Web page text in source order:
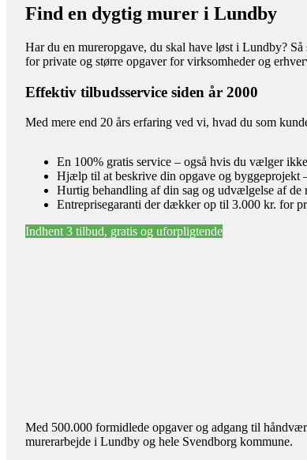
Find en dygtig murer i Lundby
Har du en mureropgave, du skal have løst i Lundby?
for private og større opgaver for virksomheder og
Effektiv tilbudsservice siden år 2000
Med mere end 20 års erfaring ved vi, hvad du som
En 100% gratis service – også hvis du vælger
Hjælp til at beskrive din opgave og byggeprojekt
Hurtig behandling af din sag og udvælgelse af de
Entreprisegaranti der dækker op til 3.000 kr. for
Indhent 3 tilbud, gratis og uforpligtende
Med 500.000 formidlede opgaver og adgang til
murerarbejde i Lundby og hele Svendborg kommune.